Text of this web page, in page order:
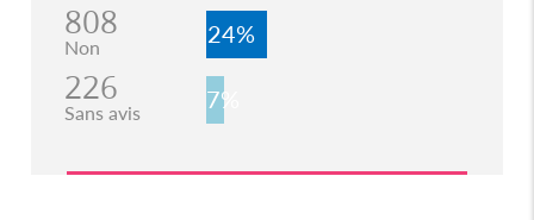
808
Non 24%
226
Sans avis 7%